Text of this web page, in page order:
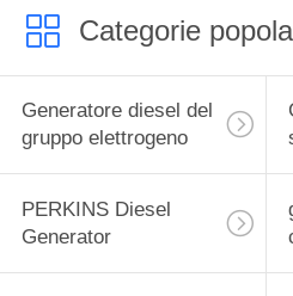
Categorie
Generatore diesel del
gruppo elettrogeno
PERKINS Diesel
Generator